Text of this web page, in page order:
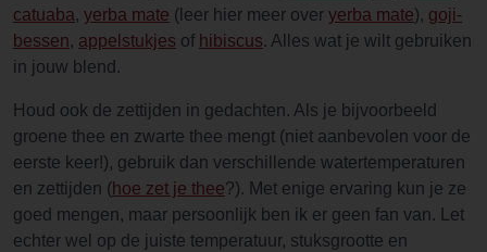
catuaba, yerba mate (leer hier meer over yerba mate), goji-
bessen, appelstukjes of hibiscus. Alles wat je wilt gebruiken
in jouw blend.
Houd ook de zettijden in gedachten. Als je bijvoorbeeld
groene thee en zwarte thee mengt (niet aanbevolen voor de
eerste keer!), gebruik dan verschillende watertemperaturen
en zettijden (hoe zet je thee?). Met enige ervaring kun je ze
goed mengen, maar persoonlijk ben ik er geen fan van. Let
echter wel op de juiste temperatuur, stuksgrootte en